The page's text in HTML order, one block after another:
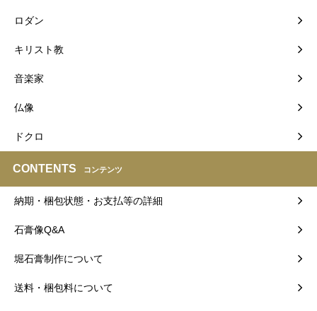
ロダン
キリスト教
音楽家
仏像
ドクロ
CONTENTS コンテンツ
納期・梱包状態・お支払等の詳細
石膏像Q&A
堀石膏制作について
送料・梱包料について